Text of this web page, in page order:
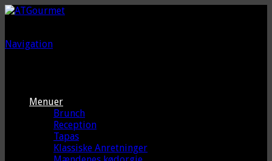
Navigation
Menuer
Brunch
Reception
Tapas
Klassiske Anretninger